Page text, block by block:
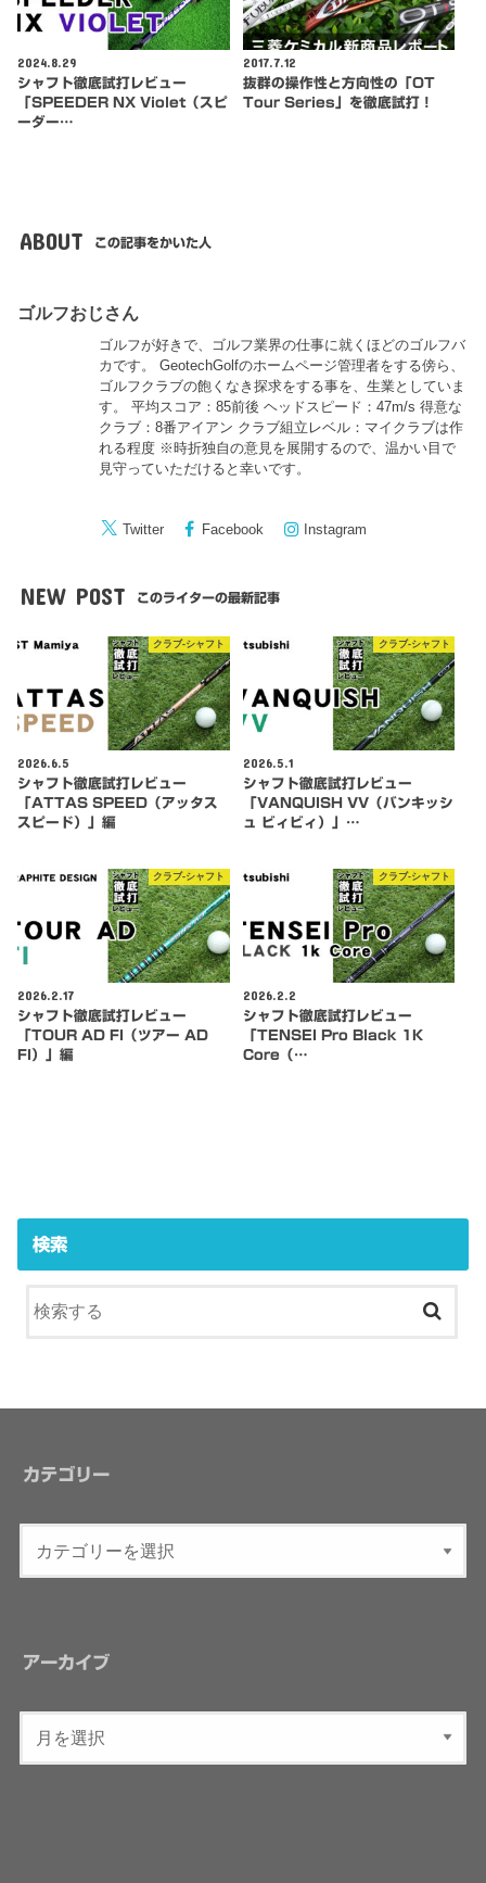
2024.8.29
シャフト徹底試打レビュー
「SPEEDER NX Violet（スピ
ーダー…
2017.7.12
抜群の操作性と方向性の「OT
Tour Series」を徹底試打！
ABOUT この記事をかいた人
ゴルフおじさん
ゴルフが好きで、ゴルフ業界の仕事に就くほどのゴルフバ
カです。 GeotechGolfのホームページ管理者をする傍ら、
ゴルフクラブの飽くなき探求をする事を、生業としていま
す。 平均スコア：85前後 ヘッドスピード：47m/s 得意な
クラブ：8番アイアン クラブ組立レベル：マイクラブは作
れる程度 ※時折独自の意見を展開するので、温かい目で
見守っていただけると幸いです。
Twitter Facebook Instagram
NEW POST このライターの最新記事
クラブ-シャフト
2026.6.5
シャフト徹底試打レビュー
「ATTAS SPEED（アッタス
スピード）」編
クラブ-シャフト
2026.5.1
シャフト徹底試打レビュー
「VANQUISH VV（バンキッシ
ュ ビィビィ）」…
クラブ-シャフト
2026.2.17
シャフト徹底試打レビュー
「TOUR AD FI（ツアー AD
FI）」編
クラブ-シャフト
2026.2.2
シャフト徹底試打レビュー
「TENSEI Pro Black 1K
Core（…
検索
カテゴリー
アーカイブ